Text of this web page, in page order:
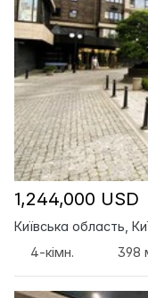
1,244,000 USD
Київська область,
4-кімн.
398